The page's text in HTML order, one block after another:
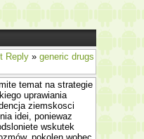
Reply » generic drugs
temat na strategie
uprawiania
ziemskosci
idei, poniewaz
wskutek